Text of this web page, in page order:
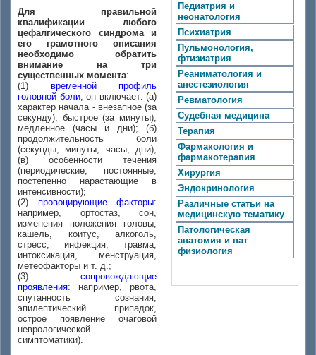
Для правильной
квалификации любого
цефалгического синдрома и
его грамотного описания
необходимо обратить
внимание на три
существенных момента:
(1) временной профиль
головной боли; он включает: (а)
характер начала - внезапное (за
секунду), быстрое (за минуты),
медленное (часы и дни); (б)
продолжительность боли
(секунды, минуты, часы, дни);
(в) особенности течения
(периодические, постоянные,
постепенно нарастающие в
интенсивности);
(2) провоцирующие факторы:
например, ортостаз, сон,
изменения положения головы,
кашель, коитус, алкоголь,
стресс, инфекция, травма,
интоксикация, менструация,
метеофакторы и т. д.;
(3) сопровождающие
проявления: например, рвота,
спутанность сознания,
эпилептический припадок,
острое появление очаговой
неврологической
симптоматики).
Педиатрия и
неонатология
Психиатрия
Пульмонология,
фтизиатрия
Реаниматология и
анестезиология
Ревматология
Судебная медицина
Терапия
Фармакология и
фармакотерапия
Хирургия
Эндокринология
Различные статьи на
медицинскую тематику
Патологическая
анатомия и пат
физиология